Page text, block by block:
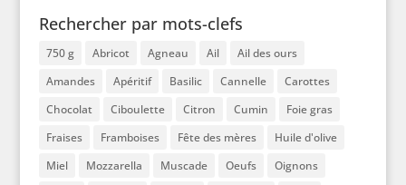
Rechercher par mots-clefs
750 g Abricot Agneau Ail
Ail des ours
Amandes
Apéritif Basilic Cannelle
Carottes
Chocolat
Ciboulette Citron Cumin
Foie gras
Fraises
Framboises Fête des mères
Huile d'olive
Miel
Mozzarella Muscade Oeufs
Oignons